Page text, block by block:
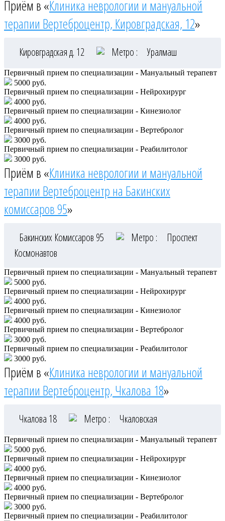
Приём в «Клиника неврологии и мануальной
терапии Вертеброцентр, Кировградская, 12»
Кировградская д. 12 Метро : Уралмаш
Первичный прием по специализации - Мануальный терапевт
5000 руб.
Первичный прием по специализации - Нейрохирург
4000 руб.
Первичный прием по специализации - Кинезиолог
4000 руб.
Первичный прием по специализации - Вертебролог
3000 руб.
Первичный прием по специализации - Реабилитолог
3000 руб.
Приём в «Клиника неврологии и мануальной
терапии Вертеброцентр на Бакинских
комиссаров 95»
Бакинских Комиссаров 95 Метро :
Проспект
Космонавтов
Первичный прием по специализации - Мануальный терапевт
5000 руб.
Первичный прием по специализации - Нейрохирург
4000 руб.
Первичный прием по специализации - Кинезиолог
4000 руб.
Первичный прием по специализации - Вертебролог
3000 руб.
Первичный прием по специализации - Реабилитолог
3000 руб.
Приём в «Клиника неврологии и мануальной
терапии Вертеброцентр, Чкалова 18»
Чкалова 18 Метро : Чкаловская
Первичный прием по специализации - Мануальный терапевт
5000 руб.
Первичный прием по специализации - Нейрохирург
4000 руб.
Первичный прием по специализации - Кинезиолог
4000 руб.
Первичный прием по специализации - Вертебролог
3000 руб.
Первичный прием по специализации - Реабилитолог